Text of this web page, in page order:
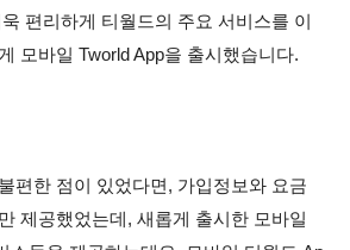
편리하게 티월드의 주요 서비스를 이
모바일 Tworld App을 출시했습니다.
편한 점이 있었다면, 가입정보와 요금
제공했었는데, 새롭게 출시한 모바일